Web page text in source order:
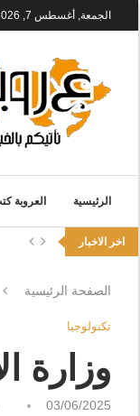
الجمعة, أغسطس 7, 2026
الرئيسية العروبة
اخر الاخبار
الصفحة الرئيسية
تكنولوجيا
وزارة
03/06/2025